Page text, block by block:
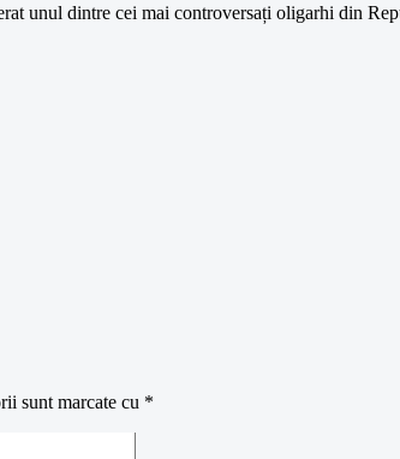
unul dintre cei mai controversați oligarhi din
sunt marcate cu *